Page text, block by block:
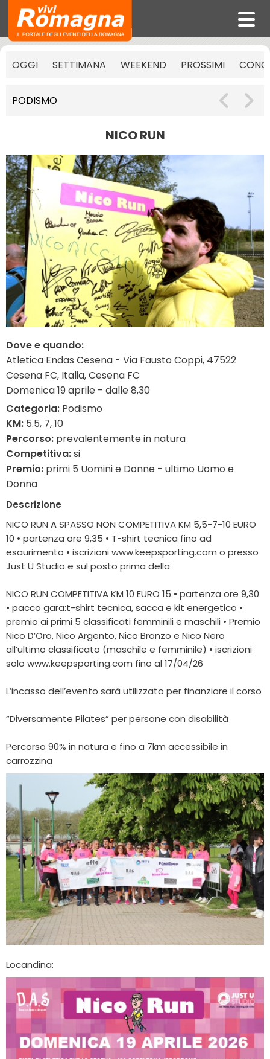
OGGI SETTIMANA WEEKEND PROSSIMI
PODISMO
NICO RUN
Dove e quando:
Atletica Endas Cesena - Via Fausto Coppi, 47522
Cesena FC, Italia, Cesena FC
Domenica 19 aprile - dalle 8,30
Categoria: Podismo
KM: 5.5, 7, 10
Percorso: prevalentemente in natura
Competitiva:si
Premio: primi 5 Uomini e Donne - ultimo Uomo e
Donna
Descrizione
NICO RUN A SPASSO NON COMPETITIVA KM 5,5-7-10 EURO
10 • partenza ore 9,35 • T-shirt tecnica fino ad
esaurimento • iscrizioni www.keepsporting.com o presso
Just U Studio e sul posto prima della
NICO RUN COMPETITIVA KM 10 EURO 15 • partenza ore 9,30
• pacco gara:t-shirt tecnica, sacca e kit energetico •
premio ai primi 5 classificati femminili e maschili • Premio
Nico D’Oro, Nico Argento, Nico Bronzo e Nico Nero
all’ultimo classificato (maschile e femminile) • iscrizioni
solo www.keepsporting.com fino al 17/04/26
L’incasso dell’evento sarà utilizzato per finanziare il corso
“Diversamente Pilates” per persone con disabilità
Percorso 90% in natura e fino a 7km accessibile in
carrozzina
Locandina: